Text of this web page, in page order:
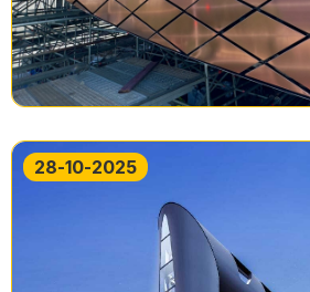
28-10-2025